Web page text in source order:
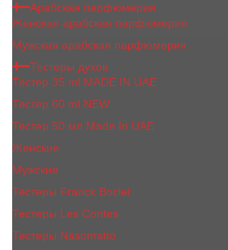
Арабская парфюмерия
Женская арабская парфюмерия
Мужская арабская парфюмерия
Тестеры духов
Тестер 35 ml MADE IN UAE
Тестер 60 ml NEW
Тестер 50 мл Made In UAE
Женские
Мужские
Тестеры Franck Boclet
Тестеры Les Contes
Тестеры Nasomatto